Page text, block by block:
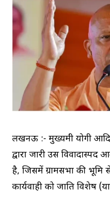
लखनऊ :- मुख्यमंत्री योगी
द्वारा जारी उस
है, जिसमें ग्रामसभा की भूमि
कार्यवाही को जाति विशेष